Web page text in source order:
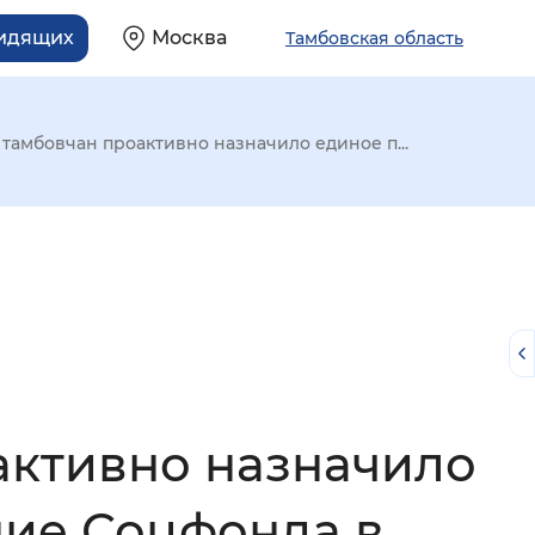
Москва Тамбовская область
проактивно назначило единое п...
назначило